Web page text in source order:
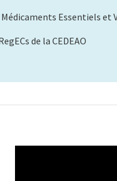
Essentiels et
de la CEDEAO